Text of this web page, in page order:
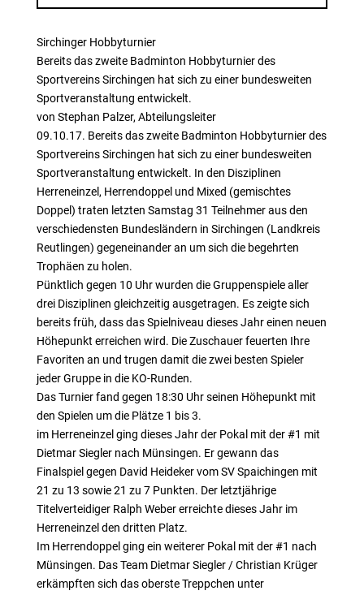
Sirchinger Hobbyturnier
Bereits das zweite Badminton Hobbyturnier des
Sportvereins Sirchingen hat sich zu einer bundesweiten
Sportveranstaltung entwickelt.
von Stephan Palzer, Abteilungsleiter
09.10.17. Bereits das zweite Badminton Hobbyturnier des
Sportvereins Sirchingen hat sich zu einer bundesweiten
Sportveranstaltung entwickelt. In den Disziplinen
Herreneinzel, Herrendoppel und Mixed (gemischtes
Doppel) traten letzten Samstag 31 Teilnehmer aus den
verschiedensten Bundesländern in Sirchingen (Landkreis
Reutlingen) gegeneinander an um sich die begehrten
Trophäen zu holen.
Pünktlich gegen 10 Uhr wurden die Gruppenspiele aller
drei Disziplinen gleichzeitig ausgetragen. Es zeigte sich
bereits früh, dass das Spielniveau dieses Jahr einen neuen
Höhepunkt erreichen wird. Die Zuschauer feuerten Ihre
Favoriten an und trugen damit die zwei besten Spieler
jeder Gruppe in die KO-Runden.
Das Turnier fand gegen 18:30 Uhr seinen Höhepunkt mit
den Spielen um die Plätze 1 bis 3.
im Herreneinzel ging dieses Jahr der Pokal mit der #1 mit
Dietmar Siegler nach Münsingen. Er gewann das
Finalspiel gegen David Heideker vom SV Spaichingen mit
21 zu 13 sowie 21 zu 7 Punkten. Der letztjährige
Titelverteidiger Ralph Weber erreichte dieses Jahr im
Herreneinzel den dritten Platz.
Im Herrendoppel ging ein weiterer Pokal mit der #1 nach
Münsingen. Das Team Dietmar Siegler / Christian Krüger
erkämpften sich das oberste Treppchen unter